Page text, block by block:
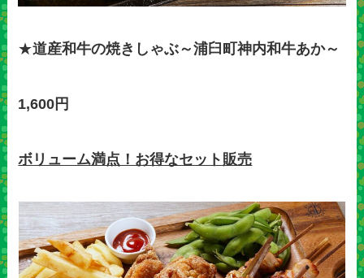
★道産和牛の焼きしゃぶ～浦臼町神内和牛あか～
1,600円
ボリューム満点！お得なセット販売